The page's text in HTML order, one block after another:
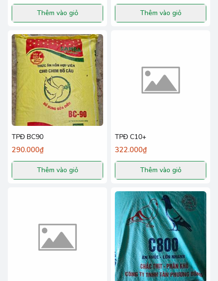
Thêm vào giỏ Thêm vào giỏ
TPĐ BC90
290.000₫
Thêm vào giỏ
TPĐ C10+
322.000₫
Thêm vào giỏ